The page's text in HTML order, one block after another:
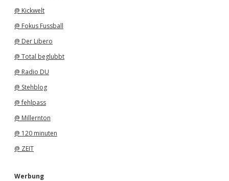
@ Kickwelt
@ Fokus Fussball
@ Der Libero
@ Total beglubbt
@ Radio DU
@ Stehblog
@ fehlpass
@ Millernton
@ 120 minuten
@ ZEIT
Werbung